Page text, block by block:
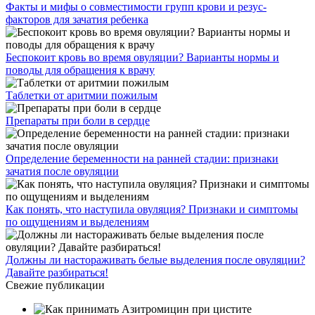
Факты и мифы о совместимости групп крови и резус-
факторов для зачатия ребенка
Беспокоит кровь во время овуляции? Варианты нормы и
поводы для обращения к врачу
Таблетки от аритмии пожилым
Препараты при боли в сердце
Определение беременности на ранней стадии: признаки
зачатия после овуляции
Как понять, что наступила овуляция? Признаки и симптомы
по ощущениям и выделениям
Должны ли настораживать белые выделения после овуляции?
Давайте разбираться!
Свежие публикации